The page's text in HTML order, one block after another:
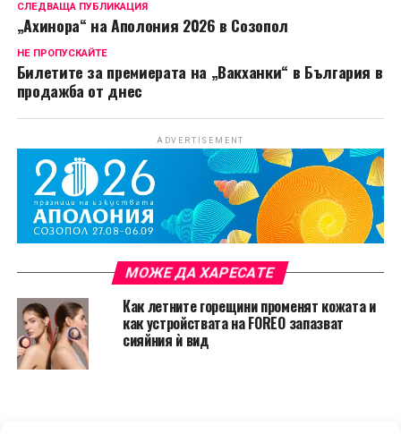
СЛЕДВАЩА ПУБЛИКАЦИЯ
„Ахинора“ на Аполония 2026 в Созопол
НЕ ПРОПУСКАЙТЕ
Билетите за премиерата на „Вакханки“ в България в
продажба от днес
ADVERTISEMENT
МОЖЕ ДА ХАРЕСАТЕ
Как летните горещини променят кожата и
как устройствата на FOREO запазват
сияйния ѝ вид